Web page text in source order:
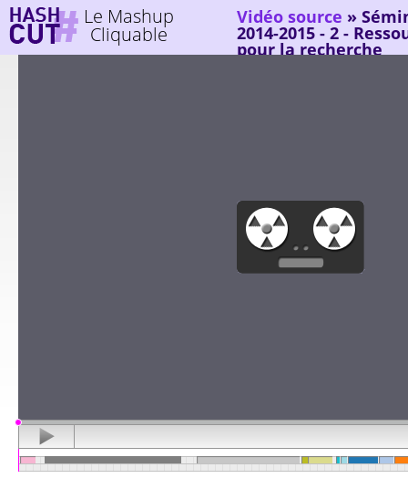
Le Mashup
Cliquable
Vidéo source »
2014-2015 - 2 -
pour la recherche